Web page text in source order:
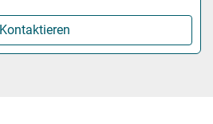
Kontaktieren